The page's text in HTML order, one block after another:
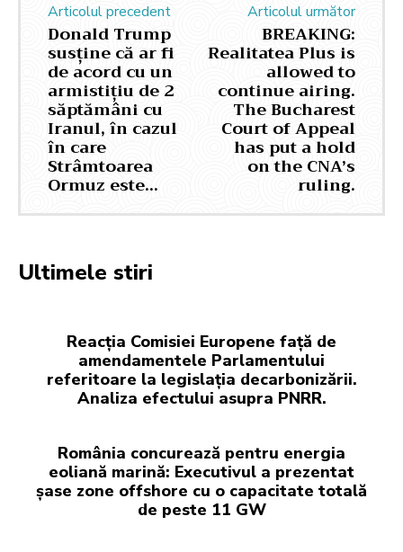
Articolul precedent
Donald Trump
susține că ar fi
de acord cu un
armistițiu de 2
săptămâni cu
Iranul, în cazul
în care
Strâmtoarea
Ormuz este…
Articolul următor
BREAKING:
Realitatea Plus is
allowed to
continue airing.
The Bucharest
Court of Appeal
has put a hold
on the CNA’s
ruling.
Ultimele stiri
Reacția Comisiei Europene față de
amendamentele Parlamentului
referitoare la legislația decarbonizării.
Analiza efectului asupra PNRR.
România concurează pentru energia
eoliană marină: Executivul a prezentat
șase zone offshore cu o capacitate totală
de peste 11 GW